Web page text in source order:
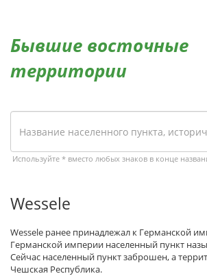
Бывшие восточные
территории
Используйте * вместо любых знаков в конце
Wessele
Wessele ранее принадлежал к Германской
Германской империи населенный пункт
Сейчас населенный пункт заброшен, а
Чешская Республика.